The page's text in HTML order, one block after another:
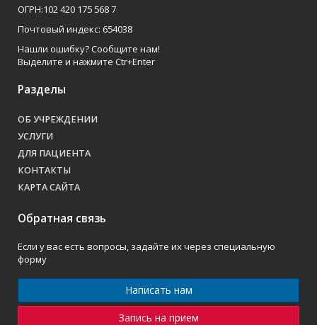
ОГРН:102 420 175 568 7
Почтовый индекс: 654038
Нашли ошибку? Сообщите нам!
Выделите и нажмите Ctr+Enter
Разделы
ОБ УЧРЕЖДЕНИИ
УСЛУГИ
ДЛЯ ПАЦИЕНТА
КОНТАКТЫ
КАРТА САЙТА
Обратная связь
Если у вас есть вопросы, задайте их через специальную
форму
Написать нам
Запись на прием